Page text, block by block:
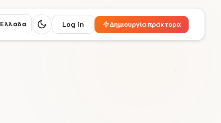
Ελλάδα
Switch to dark mode
Log in Δημιουργία πράκτορα